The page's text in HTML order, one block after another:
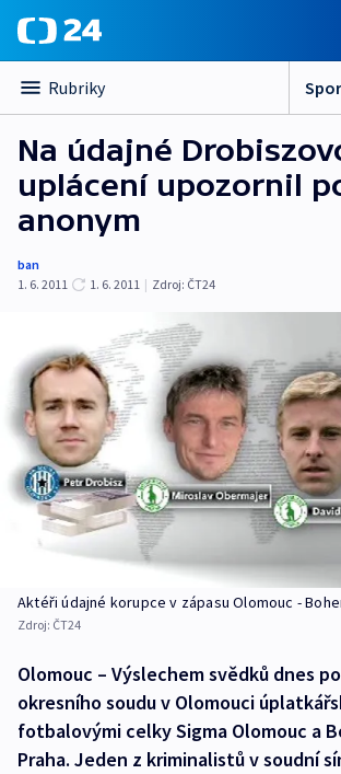
Rubriky
Na údajné
uplácení upozornil
anonym
ban
1. 6. 2011
1. 6. 2011 | Zdroj: ČT24
Aktéři údajné korupce v zápasu Olomouc -
Zdroj: ČT24
Olomouc – Výslechem svědků dnes
okresního soudu v Olomouci
fotbalovými celky Sigma Olomouc a
Praha. Jeden z kriminalistů v soudní